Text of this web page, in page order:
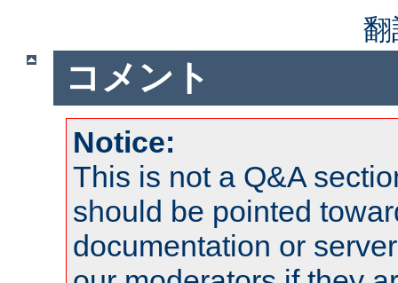
コメント
Notice:
This is not a Q&A
should be pointed
documentation or